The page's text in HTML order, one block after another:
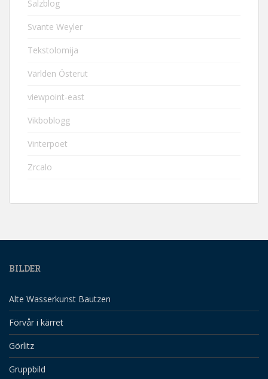
Salzblog
Svante Weyler
Tekstolomija
Världen Österut
viewpoint-east
Vikboblogg
Vinterpoet
Zrcalo
BILDER
Alte Wasserkunst Bautzen
Förvår i kärret
Görlitz
Gruppbild